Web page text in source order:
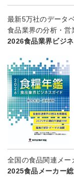
最新5万社のデータベ
食品業界の分析・営
2026食品業界ビジネ
全国の食品関連メ
2025食品メーカー